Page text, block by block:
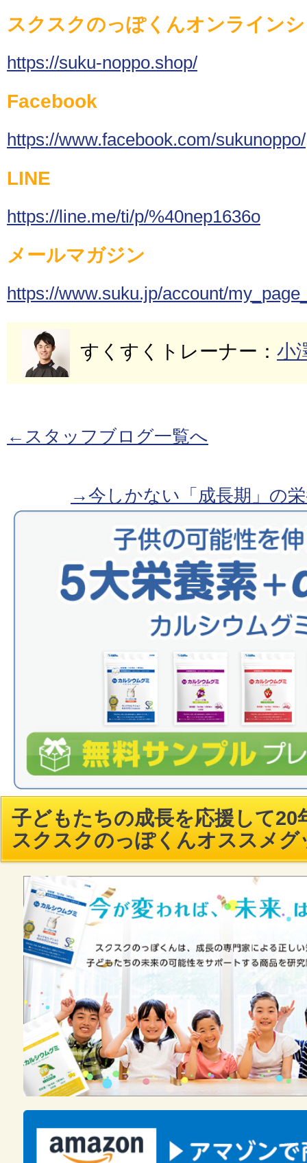
スクスクのっぽくんオンライン
https://suku-noppo.shop/
Facebook
https://www.facebook.com/sukunoppo/
LINE
https://line.me/ti/p/%40nep1636o
メールマガジン
https://www.suku.jp/account/
すくすくトレーナー： 小
←スタッフブログ一覧へ
→今しかない「成長期」の
子どもたちの成長を応援して20
スクスクのっぽくんオススメグ